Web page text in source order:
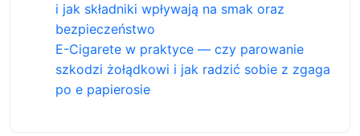
i jak składniki wpływają na smak oraz
bezpieczeństwo
E-Cigarete w praktyce — czy parowanie
szkodzi żołądkowi i jak radzić sobie z zgaga
po e papierosie